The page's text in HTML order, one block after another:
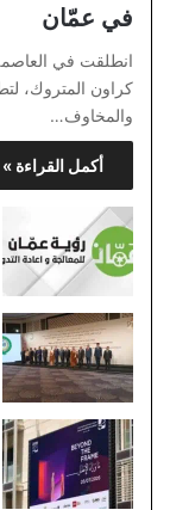
في عمّان
انطلقت في
كراون المتروك،
والمخاوف…
أكمل القراءة »